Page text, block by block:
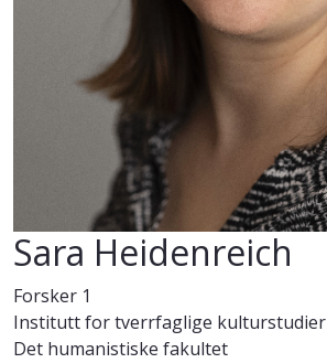
Sara Heidenreich
Forsker 1
Institutt for tverrfaglige kulturstudier
Det humanistiske fakultet